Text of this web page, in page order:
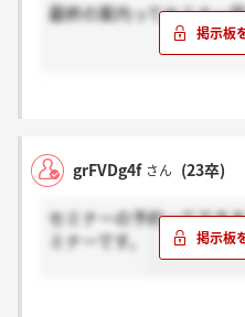
最終の案内ってセミナー
grFVDg4f さん (23卒)
セミナーの予約ってでき
ミナーです。